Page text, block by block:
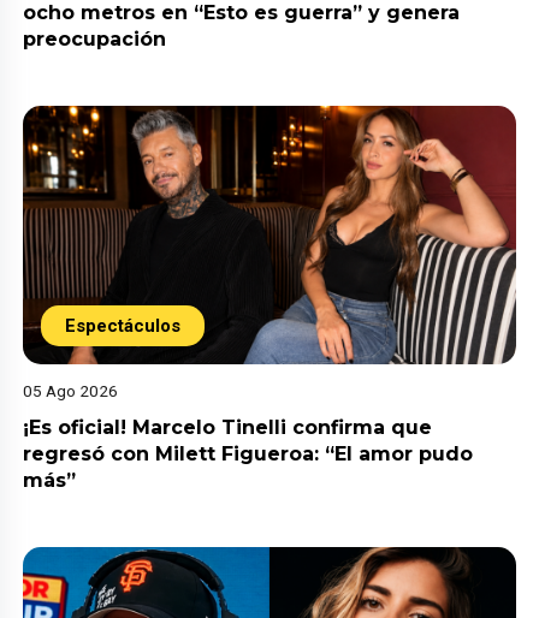
ocho metros en “Esto es guerra” y genera
preocupación
Espectáculos
05 Ago 2026
¡Es oficial! Marcelo Tinelli confirma que
regresó con Milett Figueroa: “El amor pudo
más”